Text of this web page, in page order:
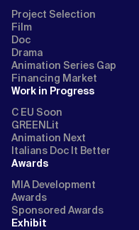
Project Selection
Film
Doc
Drama
Animation Series Gap
Financing Market
Work in Progress
C EU Soon
GREENLit
Animation Next
Italians Doc It Better
Awards
MIA Development
Awards
Sponsored Awards
Exhibit